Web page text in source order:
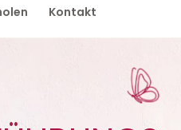
Kontakt